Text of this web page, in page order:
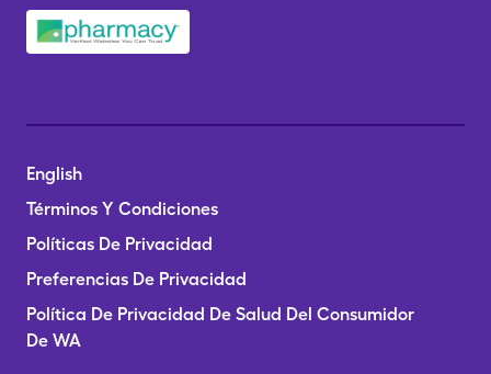
English
Términos Y Condiciones
Políticas De Privacidad
Preferencias De Privacidad
Política De Privacidad De Salud Del Consumidor
De WA